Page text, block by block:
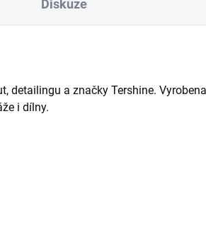
Diskuze
detailingu a značky Tershine.
i dílny.